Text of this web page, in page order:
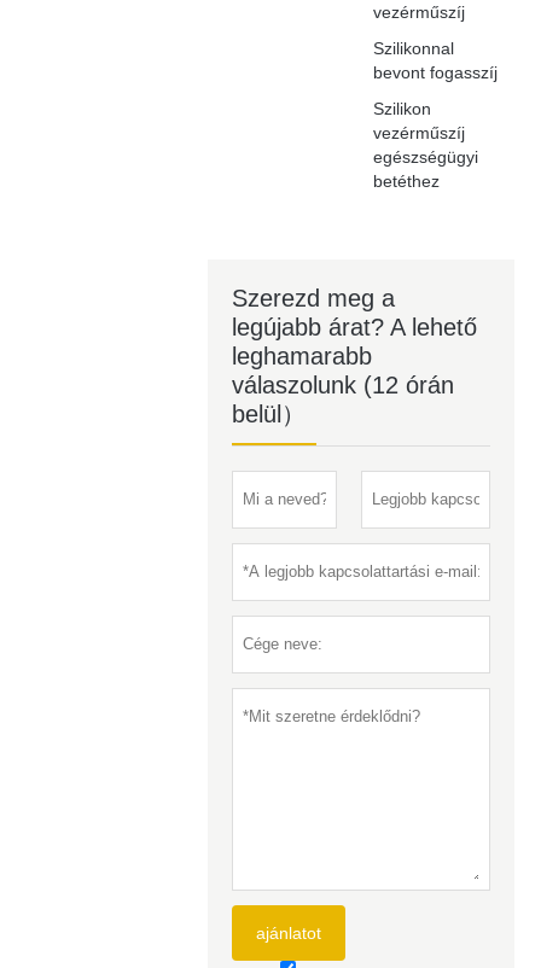
vezérműszíj
Szilikonnal
bevont fogasszíj
Szilikon
vezérműszíj
egészségügyi
betéthez
Szerezd meg a
legújabb árat? A lehető
leghamarabb
válaszolunk (12 órán
belül）
ajánlatot